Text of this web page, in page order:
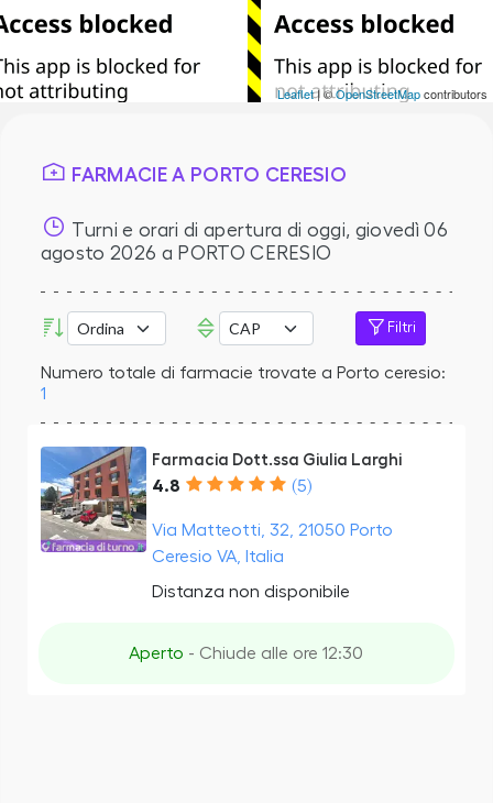
Leaflet| ©OpenStreetMapcontributors
FARMACIE A PORTO CERESIO
Turni e orari di apertura di oggi, giovedì 06
agosto 2026 a PORTO CERESIO
Filtri
Numero totale di farmacie trovate a Porto ceresio:
1
Farmacia Dott.ssa Giulia Larghi
4.8 (5)
Via Matteotti, 32, 21050 Porto
Ceresio VA, Italia
Distanza non disponibile
Aperto - Chiude alle ore 12:30